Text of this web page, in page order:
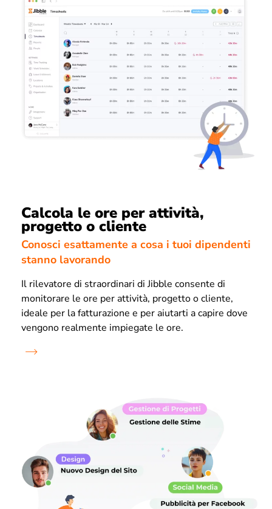
Calcola le ore per attività,
progetto o cliente
Conosci esattamente a cosa i tuoi dipendenti
stanno lavorando
Il rilevatore di straordinari di Jibble consente di
monitorare le ore per attività, progetto o cliente,
ideale per la fatturazione e per aiutarti a capire dove
vengono realmente impiegate le ore.